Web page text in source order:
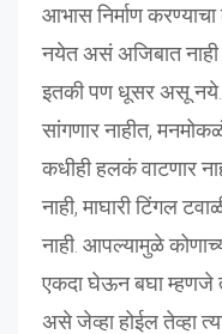
आभास निर्माण
नयेत असं अजिबात
इतकी पण धूसर असू नये.
सांगणार नाहीत,
कधीही हलकं वाटणार
नाही, माघारी टिंगल
नाही. आपल्यामुळे
एकदा घेऊन बघा म्हणजे
असे जेव्हा होईल तेव्हा